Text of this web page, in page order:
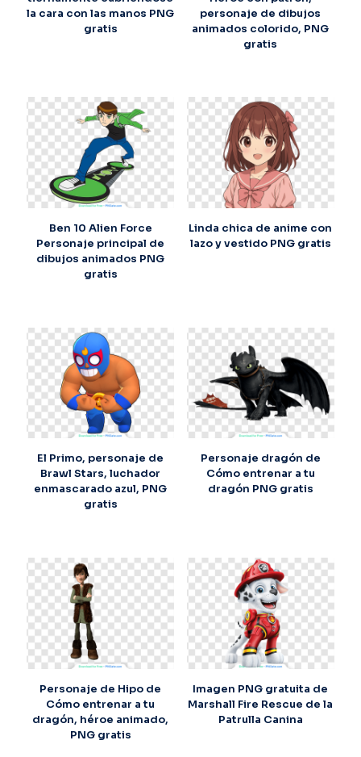
la cara con las manos PNG
gratis
personaje de dibujos
animados colorido, PNG
gratis
Ben 10 Alien Force
Personaje principal de
dibujos animados PNG
gratis
Linda chica de anime con
lazo y vestido PNG gratis
El Primo, personaje de
Brawl Stars, luchador
enmascarado azul, PNG
gratis
Personaje dragón de
Cómo entrenar a tu
dragón PNG gratis
Personaje de Hipo de
Cómo entrenar a tu
dragón, héroe animado,
PNG gratis
Imagen PNG gratuita de
Marshall Fire Rescue de la
Patrulla Canina